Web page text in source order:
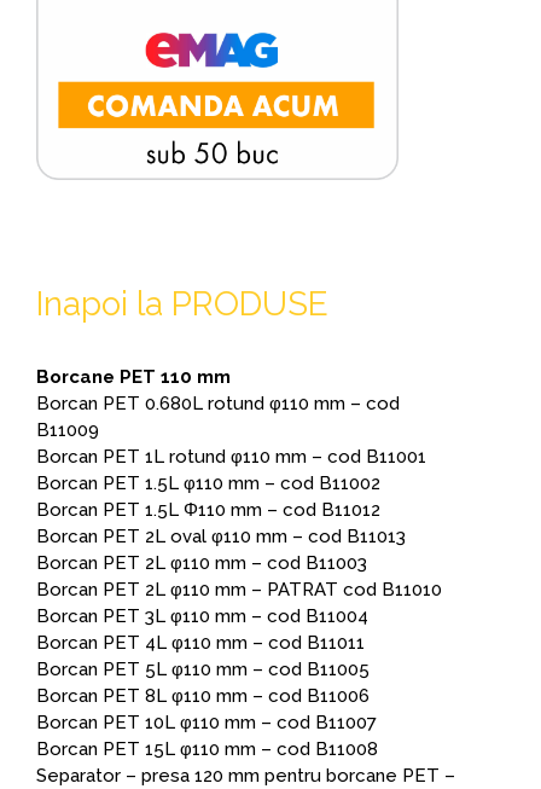
Inapoi la PRODUSE
Borcane PET 110 mm
Borcan PET 0.680L rotund φ110 mm – cod
B11009
Borcan PET 1L rotund φ110 mm – cod B11001
Borcan PET 1.5L φ110 mm – cod B11002
Borcan PET 1.5L Φ110 mm – cod B11012
Borcan PET 2L oval φ110 mm – cod B11013
Borcan PET 2L φ110 mm – cod B11003
Borcan PET 2L φ110 mm – PATRAT cod B11010
Borcan PET 3L φ110 mm – cod B11004
Borcan PET 4L φ110 mm – cod B11011
Borcan PET 5L φ110 mm – cod B11005
Borcan PET 8L φ110 mm – cod B11006
Borcan PET 10L φ110 mm – cod B11007
Borcan PET 15L φ110 mm – cod B11008
Separator – presa 120 mm pentru borcane PET –